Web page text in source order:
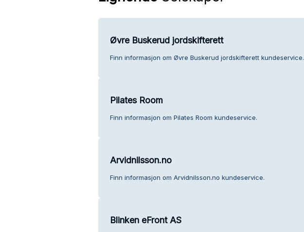
Øvre Buskerud jordskifterett
Finn informasjon om Øvre Buskerud jordskifterett kundeservice.
Pilates Room
Finn informasjon om Pilates Room kundeservice.
Arvidnilsson.no
Finn informasjon om Arvidnilsson.no kundeservice.
Blinken eFront AS